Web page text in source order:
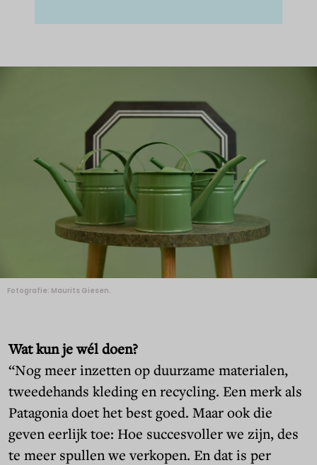
Fotografie: Maurits Giesen.
Wat kun je wél doen?
“Nog meer inzetten op duurzame materialen,
tweedehands kleding en recycling. Een merk als
Patagonia doet het best goed. Maar ook die
geven eerlijk toe: Hoe succesvoller we zijn, des
te meer spullen we verkopen. En dat is per